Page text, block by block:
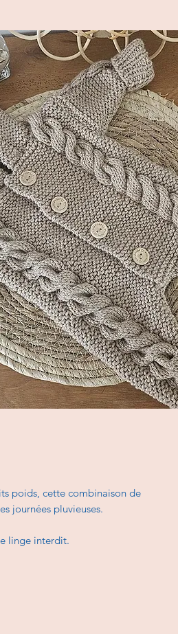
poids, cette combinaison de
journées pluvieuses.
linge interdit.